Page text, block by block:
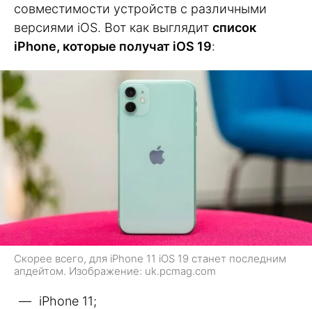
совместимости устройств с различными
версиями iOS. Вот как выглядит список
iPhone, которые получат iOS 19:
Скорее всего, для iPhone 11 iOS 19 станет последним
апдейтом. Изображение: uk.pcmag.com
iPhone 11;